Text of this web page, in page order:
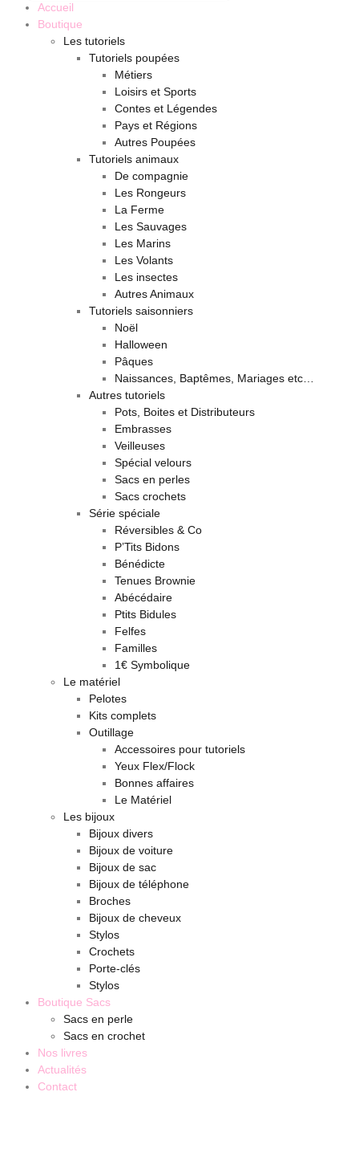
Accueil
Boutique
Les tutoriels
Tutoriels poupées
Métiers
Loisirs et Sports
Contes et Légendes
Pays et Régions
Autres Poupées
Tutoriels animaux
De compagnie
Les Rongeurs
La Ferme
Les Sauvages
Les Marins
Les Volants
Les insectes
Autres Animaux
Tutoriels saisonniers
Noël
Halloween
Pâques
Naissances, Baptêmes, Mariages etc…
Autres tutoriels
Pots, Boites et Distributeurs
Embrasses
Veilleuses
Spécial velours
Sacs en perles
Sacs crochets
Série spéciale
Réversibles & Co
P’Tits Bidons
Bénédicte
Tenues Brownie
Abécédaire
Ptits Bidules
Felfes
Familles
1€ Symbolique
Le matériel
Pelotes
Kits complets
Outillage
Accessoires pour tutoriels
Yeux Flex/Flock
Bonnes affaires
Le Matériel
Les bijoux
Bijoux divers
Bijoux de voiture
Bijoux de sac
Bijoux de téléphone
Broches
Bijoux de cheveux
Stylos
Crochets
Porte-clés
Stylos
Boutique Sacs
Sacs en perle
Sacs en crochet
Nos livres
Actualités
Contact